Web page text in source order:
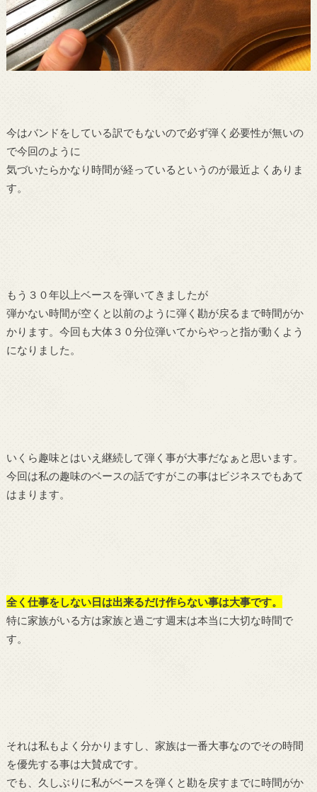
今はバンドをしている訳でもないので必ず弾く必要性が無いの
で今回のように
気づいたらかなり時間が経っているというのが最近よくありま
す。
もう３０年以上ベースを弾いてきましたが
弾かない時間が空くと以前のように弾く勘が戻るまで時間がか
かります。今回も大体３０分位弾いてからやっと指が動くよう
になりました。
いくら趣味とはいえ継続して弾く事が大事だなぁと思います。
今回は私の趣味のベースの話ですがこの事はビジネスでもあて
はまります。
全く仕事をしない日は出来るだけ作らない事は大事です。
特に家族がいる方は家族と過ごす週末は本当に大切な時間で
す。
それは私もよく分かりますし、家族は一番大事なのでその時間
を優先する事は大賛成です。
でも、久しぶりに私がベースを弾くと勘を戻すまでに時間がか